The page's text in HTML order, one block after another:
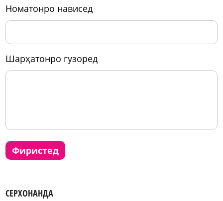
номатонро нависед
шарҳатонро гузоред
фиристед
СЕРХОНАНДА